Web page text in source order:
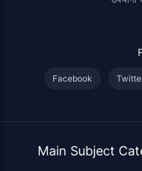
Facebook
Main Subject